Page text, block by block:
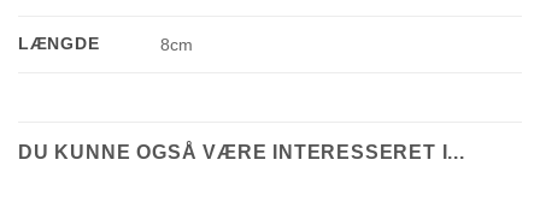
LÆNGDE 8cm
DU KUNNE OGSÅ VÆRE INTERESSERET I...